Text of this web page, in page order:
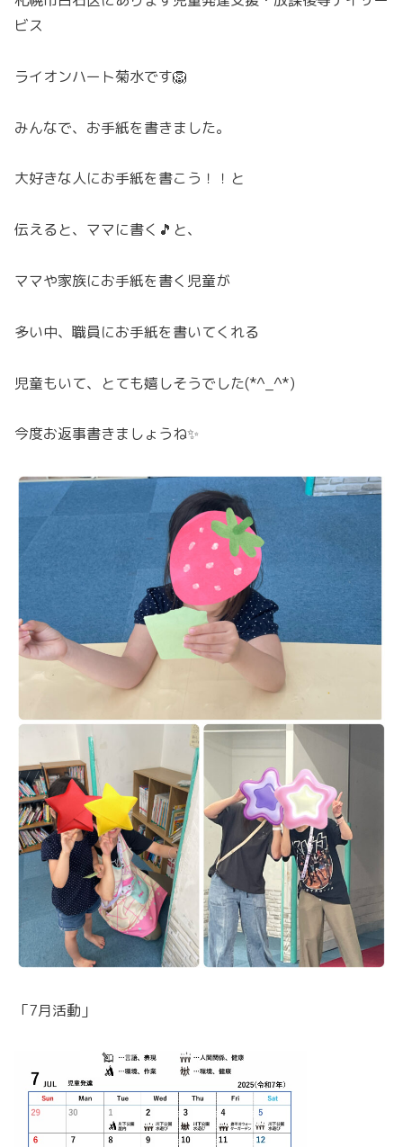
ビス
ライオンハート菊水です🦁
みんなで、お手紙を書きました。
大好きな人にお手紙を書こう！！と
伝えると、ママに書く🎵と、
ママや家族にお手紙を書く児童が
多い中、職員にお手紙を書いてくれる
児童もいて、とても嬉しそうでした(*^_^*)
今度お返事書きましょうね✨
「7月活動」